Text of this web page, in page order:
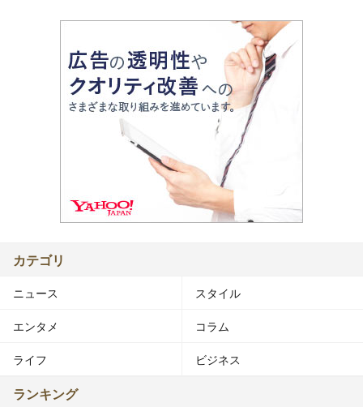
カテゴリ
ニュース スタイル
エンタメ コラム
ライフ ビジネス
ランキング